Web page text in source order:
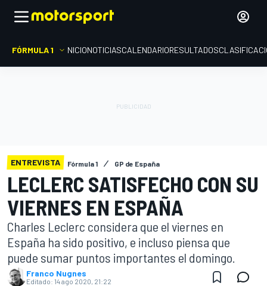
FÓRMULA 1 INICIONOTICIASCALENDARIORESULTADOS
ENTREVISTA Fórmula 1 GP de España
LECLERC SATISFECHO CON SU
VIERNES EN ESPAÑA
Charles Leclerc considera que el viernes en
España ha sido positivo, e incluso piensa que
puede sumar puntos importantes el domingo.
Franco Nugnes
Editado: 14 ago 2020, 21:22